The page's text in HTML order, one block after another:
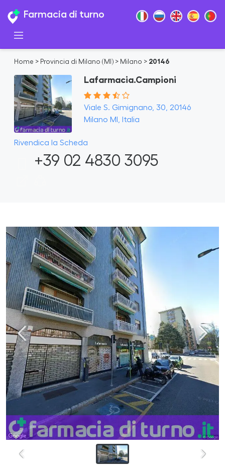
Farmacia di turno
Home > Provincia di Milano (MI) > Milano > 20146
Lafarmacia.Campioni
Viale S. Gimignano, 30, 20146
Milano MI, Italia
Rivendica la Scheda
+39 02 4830 3095